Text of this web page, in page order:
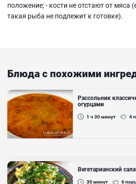
положение; - кости не отстают от мяса
такая рыба не подлежит к готовке).
Блюда с похожими
Рассольник
огурцами
1 ч 30минут 4
Рассольник можно приготовить с
главным ингредиентом остаются соленые
блюдо получится очень вкусным, а
очень ароматным. Для приготовления
говядину, или нежирную свинину. Мясной
отлично сочетаются, и этот суп станет
Вегетарианский
30минут 6